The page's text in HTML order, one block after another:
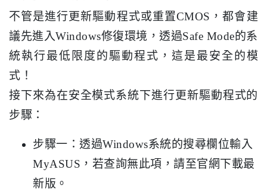
不管是進行更新驅動程式或重置CMOS，都會建
議先進入Windows修復環境，透過Safe Mode的系
統執行最低限度的驅動程式，這是最安全的模
式！
接下來為在安全模式系統下進行更新驅動程式的
步驟：
步驟一：透過Windows系統的搜尋欄位輸入
MyASUS，若查詢無此項，請至官網下載最
新版。